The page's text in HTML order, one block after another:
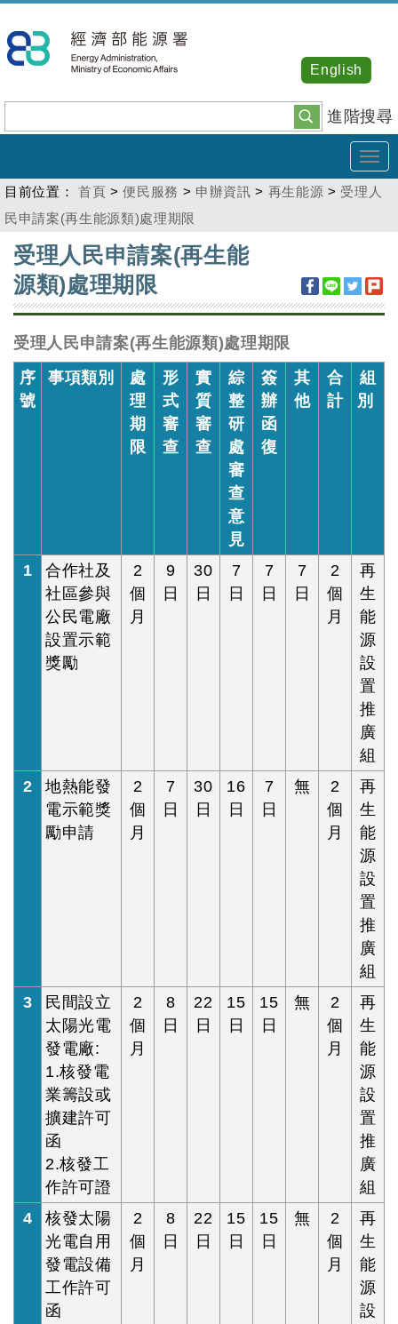
到
主
內
容
進階搜尋
English
目前位置： 首頁 >便民服務 > 申辦資訊 > 再生能源 > 受理人
民申請案(再生能源類)處理期限
:::
受理人民申請案(再生能
源類)處理期限
受理人民申請案(再生能源類)處理期限
序
號
事項類別
處
理
期
限
形
式
審
查
實
質
審
查
綜
整
研
處
審
查
意
見
簽
辦
函
復
其
他
合
計
組
別
1
合作社及
社區參與
公民電廠
設置示範
獎勵
2
個
月
9
日
30
日
7
日
7
日
7
日
2
個
月
再
生
能
源
設
置
推
廣
組
2
地熱能發
電示範獎
勵申請
2
個
月
7
日
30
日
16
日
7
日
無
2
個
月
再
生
能
源
設
置
推
廣
組
3
民間設立
太陽光電
發電廠:
1.核發電
業籌設或
擴建許可
函
2.核發工
作許可證
2
個
月
8
日
22
日
15
日
15
日
無
2
個
月
再
生
能
源
設
置
推
廣
組
4
核發太陽
光電自用
發電設備
工作許可
函
2
個
月
8
日
22
日
15
日
15
日
無
2
個
月
再
生
能
源
設